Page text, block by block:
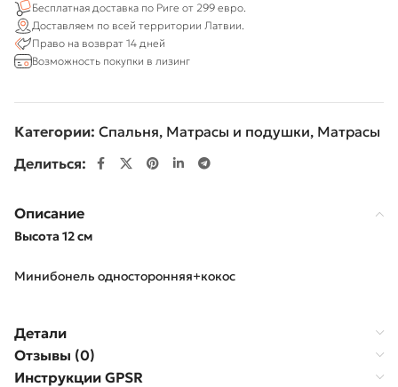
Бесплатная доставка по Риге от 299 евро.
Доставляем по всей территории Латвии.
Право на возврат 14 дней
Возможность покупки в лизинг
Категории: Спальня, Матрасы и подушки, Матрасы
Делиться:
Описание
Высота 12 см
Минибонель односторонняя+кокос
Детали
Отзывы (0)
Инструкции GPSR